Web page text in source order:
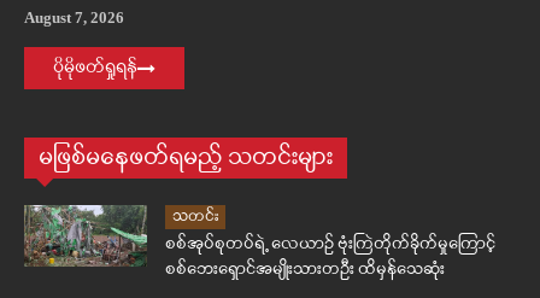
August 7, 2026
ပိုမိုဖတ်ရှုရန်
မဖြစ်မနေဖတ်ရမည့် သတင်းများ
သတင်း
စစ်အုပ်စုတပ်ရဲ့ လေယာဉ် ဗုံးကြဲတိုက်ခိုက်မှုကြောင့်
စစ်ဘေးရှောင်အမျိုးသားတဦး ထိမှန်သေဆုံး